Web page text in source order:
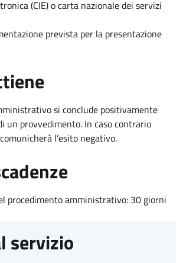
(CIE) o carta nazionale dei servizi
prevista per la presentazione
si conclude positivamente
un provvedimento. In caso contrario
l’esito negativo.
procedimento amministrativo: 30 giorni
servizio